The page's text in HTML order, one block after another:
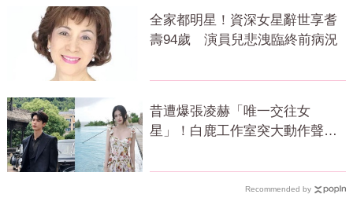
全家都明星！資深女星辭世享耆
壽94歲 演員兒悲洩臨終前病況
昔遭爆張凌赫「唯一交往女
星」！白鹿工作室突大動作聲
Recommended by